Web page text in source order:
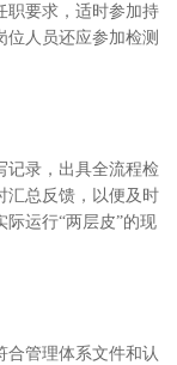
职要求，适时参加持
人员还应参加检测
录，出具全流程检
汇总反馈，以便及时
运行“两层皮”的现
管理体系文件和认